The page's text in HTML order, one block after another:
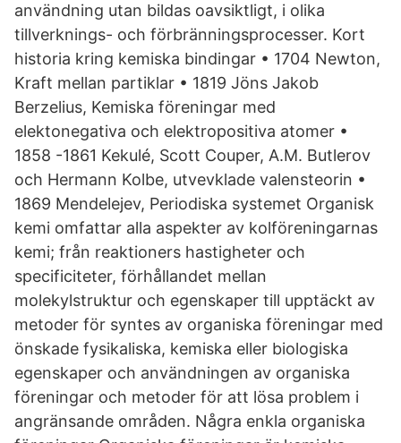
användning utan bildas oavsiktligt, i olika
tillverknings- och förbränningsprocesser. Kort
historia kring kemiska bindingar • 1704 Newton,
Kraft mellan partiklar • 1819 Jöns Jakob
Berzelius, Kemiska föreningar med
elektonegativa och elektropositiva atomer •
1858 -1861 Kekulé, Scott Couper, A.M. Butlerov
och Hermann Kolbe, utvevklade valensteorin •
1869 Mendelejev, Periodiska systemet Organisk
kemi omfattar alla aspekter av kolföreningarnas
kemi; från reaktioners hastigheter och
specificiteter, förhållandet mellan
molekylstruktur och egenskaper till upptäckt av
metoder för syntes av organiska föreningar med
önskade fysikaliska, kemiska eller biologiska
egenskaper och användningen av organiska
föreningar och metoder för att lösa problem i
angränsande områden. Några enkla organiska